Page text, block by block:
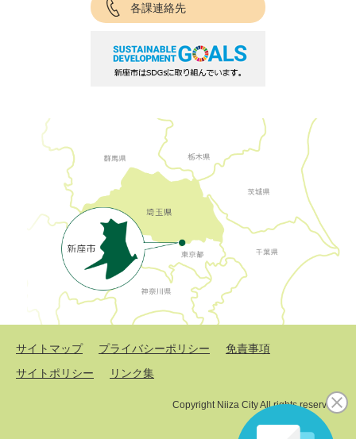
各課連絡先
サイトマップ プライバシーポリシー
免責事項
サイトポリシー
リンク集
Copyright Niiza City All rights reserved.